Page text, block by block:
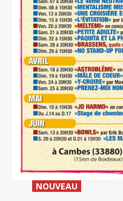
NOUVEAU_